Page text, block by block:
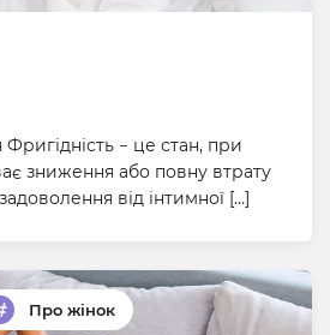
− це стан, при
зниження або повну втрату
від інтимної […]
Про жінок